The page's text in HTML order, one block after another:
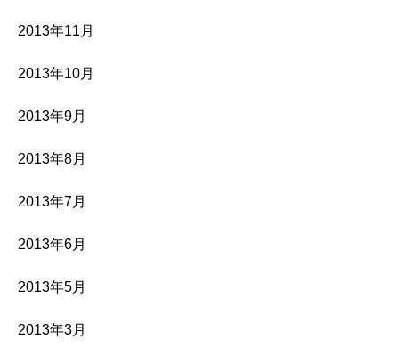
2013年11月
2013年10月
2013年9月
2013年8月
2013年7月
2013年6月
2013年5月
2013年3月